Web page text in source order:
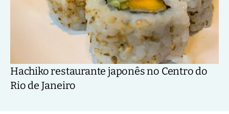
Hachiko restaurante japonês no Centro do
Rio de Janeiro